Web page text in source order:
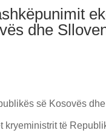
dhe
së Kosovës
të